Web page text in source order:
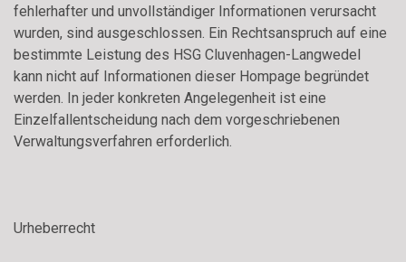
fehlerhafter und unvollständiger Informationen verursacht
wurden, sind ausgeschlossen. Ein Rechtsanspruch auf eine
bestimmte Leistung des HSG Cluvenhagen-Langwedel
kann nicht auf Informationen dieser Hompage begründet
werden. In jeder konkreten Angelegenheit ist eine
Einzelfallentscheidung nach dem vorgeschriebenen
Verwaltungsverfahren erforderlich.
Urheberrecht